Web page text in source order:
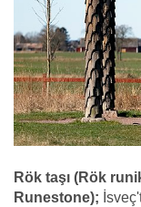
Rök taşı (Rök
Runestone);